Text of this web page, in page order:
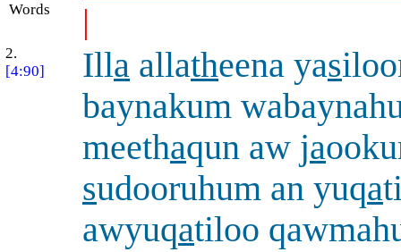
Words |
2.
[4:90]
Illa allatheena yas
baynakum
meethaqun aw ja
sudooruhum an yuqa
awyuqatiloo